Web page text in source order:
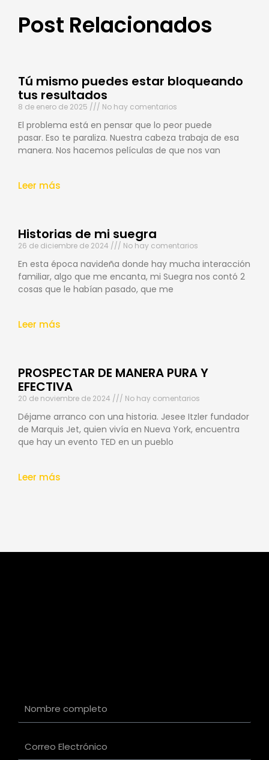
Post Relacionados
Tú mismo puedes estar bloqueando
tus resultados
8 de enero de 2025 No hay comentarios
El problema está en pensar que lo peor puede
pasar. Eso te paraliza. Nuestra cabeza trabaja de esa
manera. Nos hacemos películas de que nos van
Leer más
Historias de mi suegra
26 de diciembre de 2024 No hay comentarios
En esta época navideña donde hay mucha interacción
familiar, algo que me encanta, mi Suegra nos contó 2
cosas que le habían pasado, que me
Leer más
PROSPECTAR DE MANERA PURA Y
EFECTIVA
20 de noviembre de 2024 No hay comentarios
Déjame arranco con una historia. Jesee Itzler fundador
de Marquis Jet, quien vivía en Nueva York, encuentra
que hay un evento TED en un pueblo
Leer más